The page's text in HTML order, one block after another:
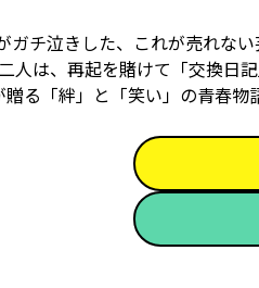
チ泣きした、これが売れな
人は、再起を賭けて「交換
る「絆」と「笑い」の青春物